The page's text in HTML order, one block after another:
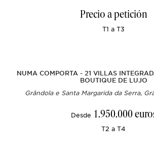
Precio a petición
T1 a T3
NUMA COMPORTA - 21 VILLAS
BOUTIQUE DE LUJO
Grândola e Santa Margarida da Serra,
Desde 1.950.000
T2 a T4